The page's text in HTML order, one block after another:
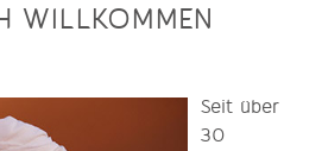
WILLKOMMEN
Seit über
30